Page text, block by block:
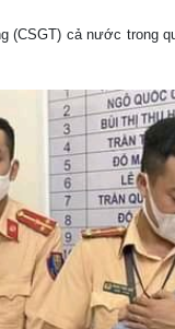
(CSGT) cả nước trong